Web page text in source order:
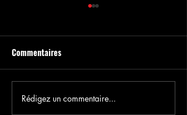
STIMUL ÉDITION 4
Commentaires
Rédigez un commentaire...